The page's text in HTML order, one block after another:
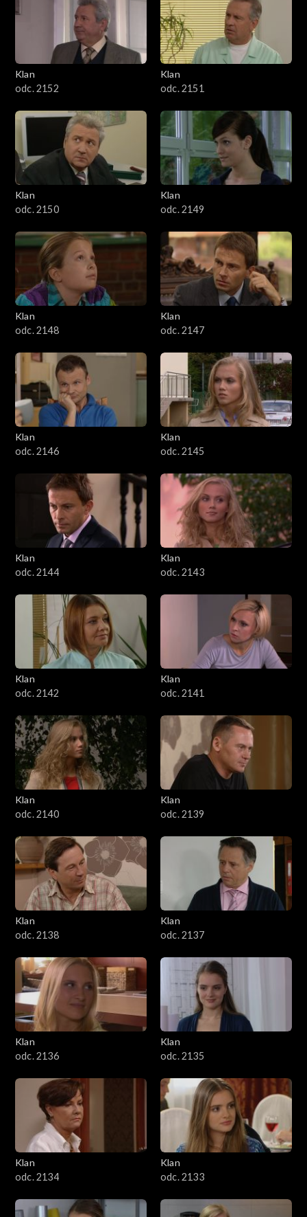
Klan
odc. 2152
Klan
odc. 2151
Klan
odc. 2150
Klan
odc. 2149
Klan
odc. 2148
Klan
odc. 2147
Klan
odc. 2146
Klan
odc. 2145
Klan
odc. 2144
Klan
odc. 2143
Klan
odc. 2142
Klan
odc. 2141
Klan
odc. 2140
Klan
odc. 2139
Klan
odc. 2138
Klan
odc. 2137
Klan
odc. 2136
Klan
odc. 2135
Klan
odc. 2134
Klan
odc. 2133